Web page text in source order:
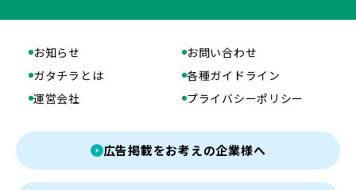
お知らせ
お問い合わせ
ガタチラとは
各種ガイドライン
運営会社
プライバシーポリシー
広告掲載をお考えの企業様へ